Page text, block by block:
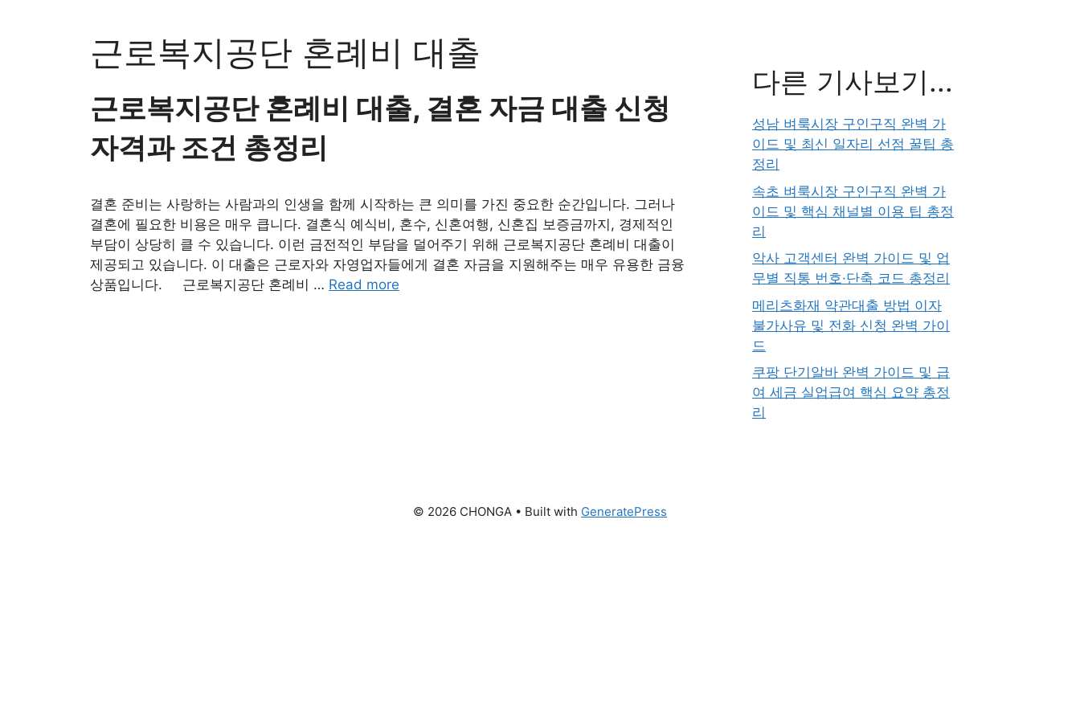
근로복지공단 혼례비 대출
근로복지공단 혼례비 대출, 결혼 자금 대출 신청
자격과 조건 총정리
결혼 준비는 사랑하는 사람과의 인생을 함께 시작하는 큰 의미를 가진 중요한 순간입니다. 그러나
결혼에 필요한 비용은 매우 큽니다. 결혼식 예식비, 혼수, 신혼여행, 신혼집 보증금까지, 경제적인
부담이 상당히 클 수 있습니다. 이런 금전적인 부담을 덜어주기 위해 근로복지공단 혼례비 대출이
제공되고 있습니다. 이 대출은 근로자와 자영업자들에게 결혼 자금을 지원해주는 매우 유용한 금융
상품입니다. 근로복지공단 혼례비 … Read more
다른 기사보기...
성남 벼룩시장 구인구직 완벽 가
이드 및 최신 일자리 선점 꿀팁 총
정리
속초 벼룩시장 구인구직 완벽 가
이드 및 핵심 채널별 이용 팁 총정
리
악사 고객센터 완벽 가이드 및 업
무별 직통 번호·단축 코드 총정리
메리츠화재 약관대출 방법 이자
불가사유 및 전화 신청 완벽 가이
드
쿠팡 단기알바 완벽 가이드 및 급
여 세금 실업급여 핵심 요약 총정
리
© 2026 CHONGA • Built with GeneratePress